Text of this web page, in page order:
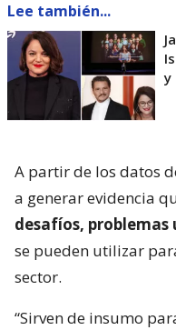
Lee también...
y
A partir de los datos
a generar evidencia
desafíos,
se pueden utilizar
sector.
“Sirven de insumo